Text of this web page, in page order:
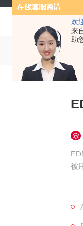
欢
来
助
当前位
被